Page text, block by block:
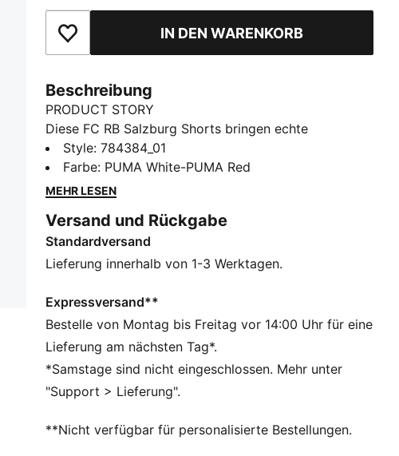
Zu Favoriten hinzufügenIN DEN WARENKORB
Beschreibung
PRODUCT STORY
Diese FC RB Salzburg Shorts bringen echte
Spieltagsenergie mit. Sie sind für Bewegung gemacht
und sorgen mit seitlichen Mesh-Einsätzen und
feuchtigkeitsableitendem dryCELL dafür, dass du
wie sehr du deinen Verein unterstützt.
FEATURES + VORTEILE
FEUCHTIGKEITSREGULIERUNG: Bleib trocken und
die Feuchtigkeit von der Haut ableiten
Aus 100 % recyceltem Material, Besatz und Deko sind
ausgenommen
DETAILS
Entworfen für: Fußball
Passform: Regulär
Elastischer Bund mit innenliegendem Tunnelzug
Style:784384_01
Farbe: PUMA White-PUMA Red
MEHR LESEN
Versand und Rückgabe
Standardversand
Lieferung innerhalb von 1-3 Werktagen.
Expressversand**
Bestelle von Montag bis Freitag vor 14:00 Uhr für eine
Lieferung am nächsten Tag*.
*Samstage sind nicht eingeschlossen. Mehr unter
"Support > Lieferung".
**Nicht verfügbar für personalisierte Bestellungen.